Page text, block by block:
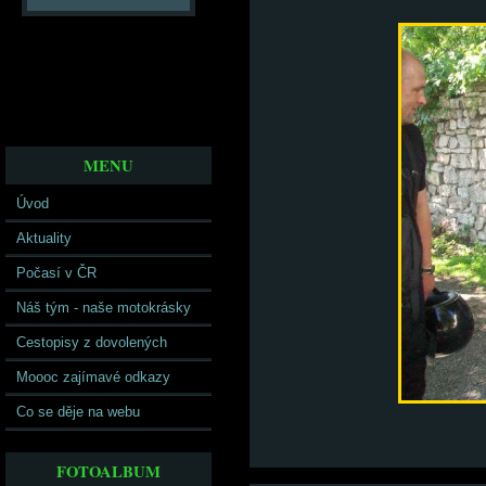
MENU
Úvod
Aktuality
Počasí v ČR
Náš tým - naše motokrásky
Cestopisy z dovolených
Moooc zajímavé odkazy
Co se děje na webu
FOTOALBUM